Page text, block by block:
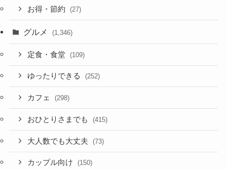
お得・節約 (27)
グルメ (1,346)
定食・食堂 (109)
ゆったりできる (252)
カフェ (298)
おひとりさまでも (415)
大人数でも大丈夫 (73)
カップル向け (150)